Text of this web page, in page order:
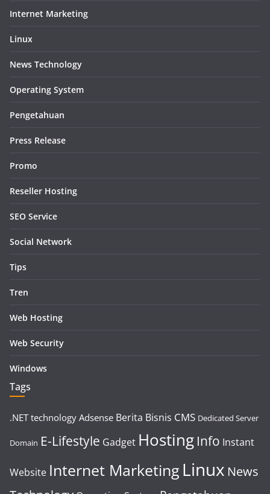
Internet Marketing
Linux
News Technology
Operating System
Pengetahuan
Press Release
Promo
Reseller Hosting
SEO Service
Social Network
Tips
Tren
Web Hosting
Web Security
Windows
Tags
.NET technology Adsense Berita Bisnis CMS Dedicated Server
Domain E-Lifestyle Gadget Hosting Info Instant
Website Internet Marketing Linux News